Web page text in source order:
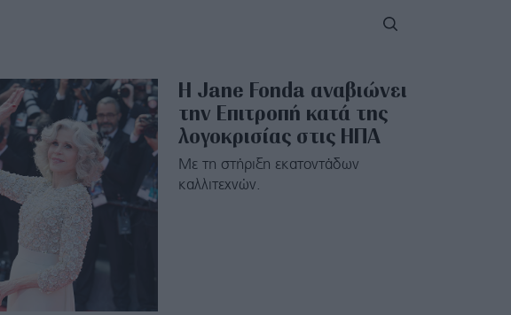
Η Jane Fonda αναβιώνει
την Επιτροπή κατά της
λογοκρισίας στις ΗΠΑ
Με τη στήριξη εκατοντάδων
καλλιτεχνών.